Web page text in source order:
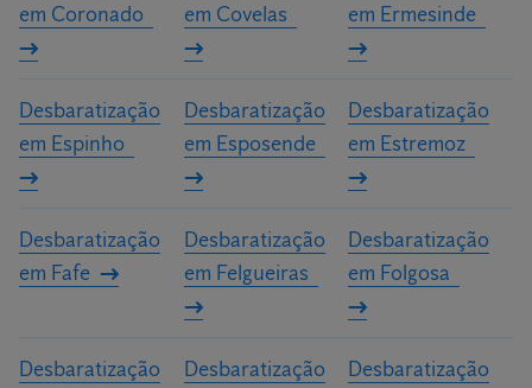
em Coronado
em Covelas
em Ermesinde
Desbaratização
em Espinho
Desbaratização
em Esposende
Desbaratização
em Estremoz
Desbaratização
em Fafe
Desbaratização
em Felgueiras
Desbaratização
em Folgosa
Desbaratização
Desbaratização
Desbaratização